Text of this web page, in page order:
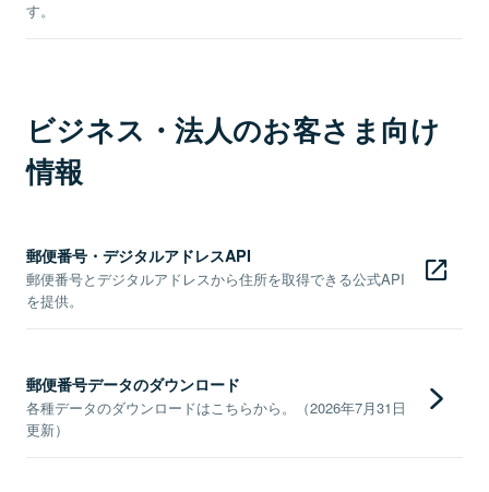
す。
ビジネス・法人のお客さま向け
情報
郵便番号・デジタルアドレスAPI
郵便番号とデジタルアドレスから住所を取得できる公式API
を提供。
郵便番号データのダウンロード
各種データのダウンロードはこちらから。（2026年7月31日
更新）